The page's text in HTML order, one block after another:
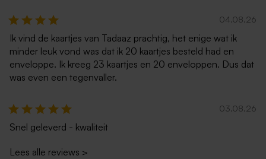
04.08.26
Ik vind de kaartjes van Tadaaz prachtig, het enige wat ik
minder leuk vond was dat ik 20 kaartjes besteld had en
enveloppe. Ik kreeg 23 kaartjes en 20 enveloppen. Dus dat
was even een tegenvaller.
03.08.26
Snel geleverd - kwaliteit
Lees alle reviews >